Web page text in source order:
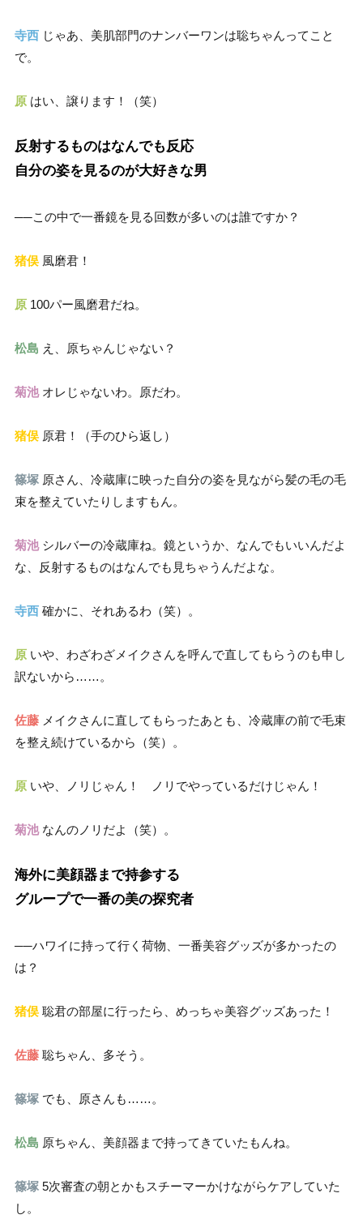
寺西 じゃあ、美肌部門のナンバーワンは聡ちゃんってこと
で。
原 はい、譲ります！（笑）
反射するものはなんでも反応
自分の姿を見るのが大好きな男
──この中で一番鏡を見る回数が多いのは誰ですか？
猪俣 風磨君！
原 100パー風磨君だね。
松島 え、原ちゃんじゃない？
菊池オレじゃないわ。原だわ。
猪俣 原君！（手のひら返し）
篠塚 原さん、冷蔵庫に映った自分の姿を見ながら髪の毛の毛
束を整えていたりしますもん。
菊池シルバーの冷蔵庫ね。鏡というか、なんでもいいんだよ
な、反射するものはなんでも見ちゃうんだよな。
寺西 確かに、それあるわ（笑）。
原 いや、わざわざメイクさんを呼んで直してもらうのも申し
訳ないから……。
佐藤 メイクさんに直してもらったあとも、冷蔵庫の前で毛束
を整え続けているから（笑）。
原 いや、ノリじゃん！ ノリでやっているだけじゃん！
菊池なんのノリだよ（笑）。
海外に美顔器まで持参する
グループで一番の美の探究者
──ハワイに持って行く荷物、一番美容グッズが多かったの
は？
猪俣 聡君の部屋に行ったら、めっちゃ美容グッズあった！
佐藤 聡ちゃん、多そう。
篠塚 でも、原さんも……。
松島 原ちゃん、美顔器まで持ってきていたもんね。
篠塚 5次審査の朝とかもスチーマーかけながらケアしていた
し。